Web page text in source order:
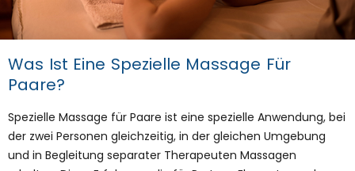
Was Ist Eine Spezielle Massage Für
Paare?
Spezielle Massage für Paare ist eine spezielle Anwendung, bei
der zwei Personen gleichzeitig, in der gleichen Umgebung
und in Begleitung separater Therapeuten Massagen